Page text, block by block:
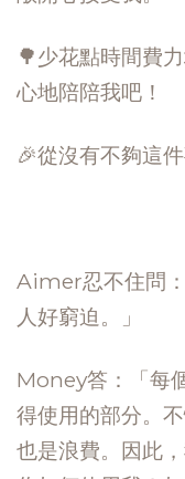
🌳少花點時間費
心地陪陪我吧！
🎉從沒有不夠這
Aimer忍不住問
人好窮迫。」
Money答：「每
得使用的部分。
也是浪費。因此